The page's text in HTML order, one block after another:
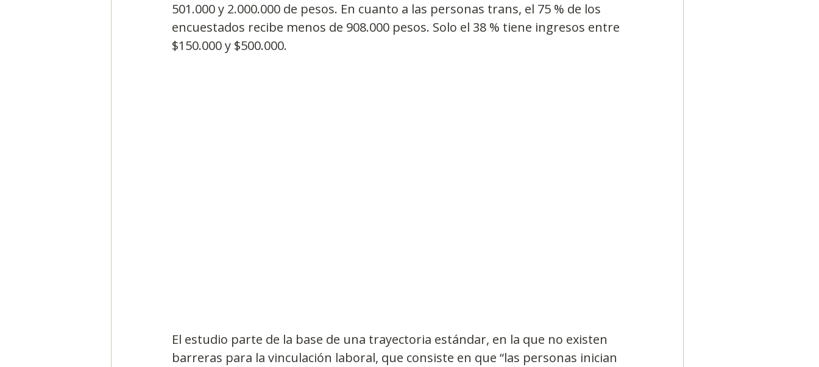
501.000 y 2.000.000 de pesos. En cuanto a las personas trans, el 75 % de los
encuestados recibe menos de 908.000 pesos. Solo el 38 % tiene ingresos entre
$150.000 y $500.000.
El estudio parte de la base de una trayectoria estándar, en la que no existen
barreras para la vinculación laboral, que consiste en que “las personas inician